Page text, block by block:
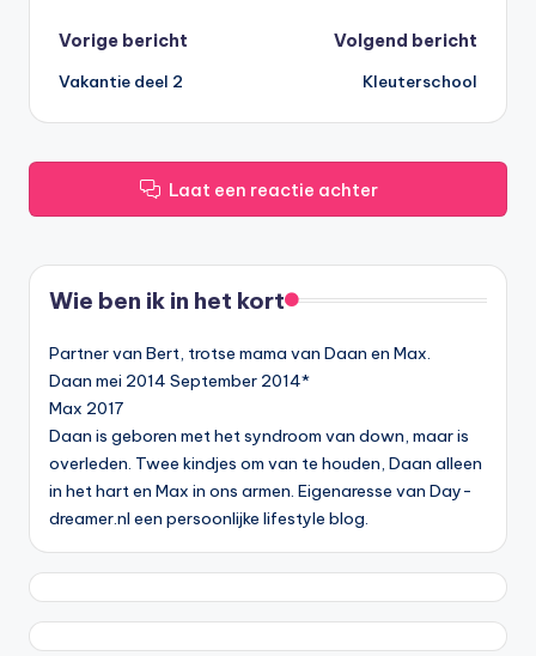
Bericht
navigatie
Vorige bericht
Vakantie deel 2
Volgend bericht
Kleuterschool
Laat een reactie achter
Wie ben ik in het kort
Partner van Bert, trotse mama van Daan en Max.
Daan mei 2014 September 2014*
Max 2017
Daan is geboren met het syndroom van down, maar is
overleden. Twee kindjes om van te houden, Daan alleen
in het hart en Max in ons armen. Eigenaresse van Day-
dreamer.nl een persoonlijke lifestyle blog.